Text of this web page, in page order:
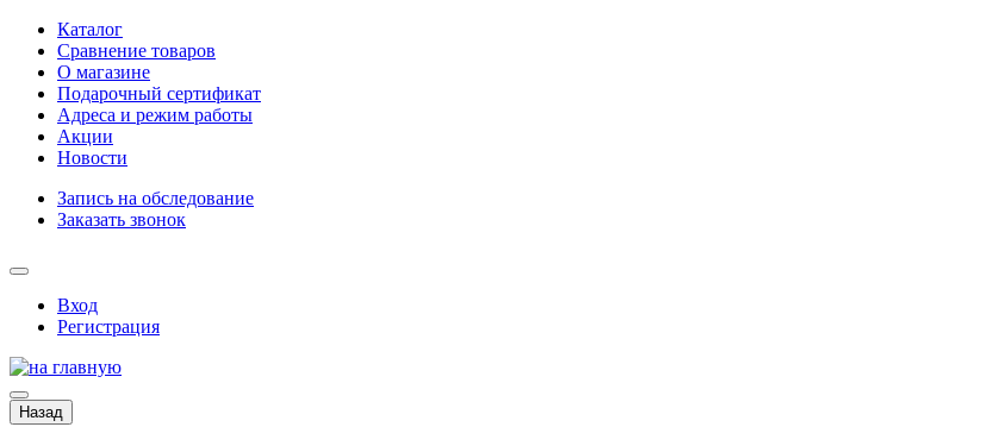
Каталог
Сравнение товаров
О магазине
Подарочный сертификат
Адреса и режим работы
Акции
Новости
Запись на обследование
Заказать звонок
Вход
Регистрация
Назад